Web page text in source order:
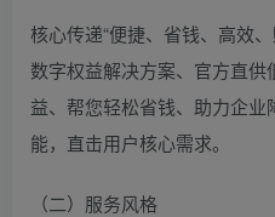
核心传递“便捷、省钱、高效
数字权益解决方案、官方直
益、帮您轻松省钱、助力企
能，直击用户核心需求。
（二）服务风格